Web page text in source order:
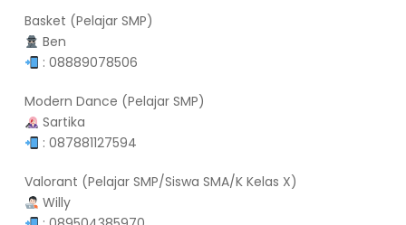
Basket (Pelajar SMP)
Ben
: 08889078506
Modern Dance (Pelajar SMP)
Sartika
: 087881127594
Valorant (Pelajar SMP/Siswa SMA/K Kelas X)
Willy